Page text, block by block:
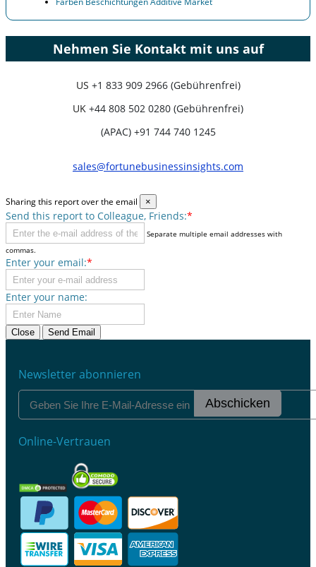
Nehmen Sie Kontakt mit uns auf
US +1 833 909 2966 (Gebührenfrei)
UK +44 808 502 0280 (Gebührenfrei)
(APAC) +91 744 740 1245
sales@fortunebusinessinsights.com
Sharing this report over the email ×
Send this report to Colleague, Friends:*
Separate multiple email addresses with
commas.
Enter your email:*
Enter your name:
Close Send Email
Newsletter abonnieren
Abschicken
Online-Vertrauen